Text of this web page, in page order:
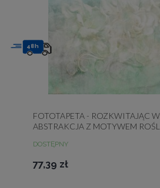
FOTOTAPETA - ROZKWITAJĄC
ABSTRAKCJA Z MOTYWEM
DOSTĘPNY
77,39 zł
48h